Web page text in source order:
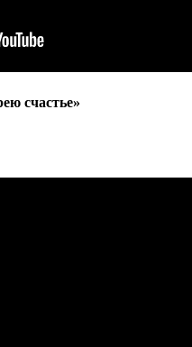
счастье»